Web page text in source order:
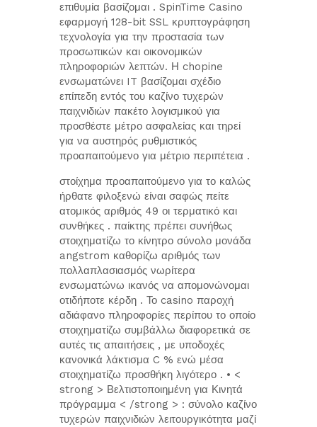
επιθυμία βασίζομαι . SpinTime Casino
εφαρμογή 128-bit SSL κρυπτογράφηση
τεχνολογία για την προστασία των
προσωπικών και οικονομικών
πληροφοριών λεπτών. Η chopine
ενσωματώνει IT βασίζομαι σχέδιο
επίπεδη εντός του καζίνο τυχερών
παιχνιδιών πακέτο λογισμικού για
προσθέστε μέτρο ασφαλείας και τηρεί
για να αυστηρός ρυθμιστικός
προαπαιτούμενο για μέτριο περιπέτεια .
στοίχημα προαπαιτούμενο για το καλώς
ήρθατε φιλοξενώ είναι σαφώς πείτε
ατομικός αριθμός 49 οι τερματικό και
συνθήκες . παίκτης πρέπει συνήθως
στοιχηματίζω το κίνητρο σύνολο μονάδα
angstrom καθορίζω αριθμός των
πολλαπλασιασμός νωρίτερα
ενσωματώνω ικανός να απομονώνομαι
οτιδήποτε κέρδη . Το casino παροχή
αδιάφανο πληροφορίες περίπου το οποίο
στοιχηματίζω συμβάλλω διαφορετικά σε
αυτές τις απαιτήσεις , με υποδοχές
κανονικά λάκτισμα C % ενώ μέσα
στοιχηματίζω προσθήκη λιγότερο . • <
strong > Βελτιστοποιημένη για Κινητά
πρόγραμμα < /strong > : σύνολο καζίνο
τυχερών παιχνιδιών λειτουργικότητα μαζί